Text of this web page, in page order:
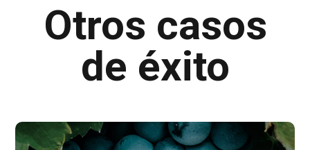
Otros casos
de éxito